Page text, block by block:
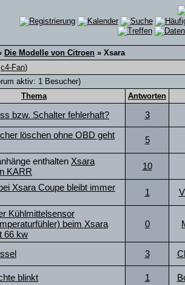
Die Modelle von Citroen » Xsara
c4-Fan)
aktiv: 1 Besucher)
Thema
Antworten
bzw. Schalter fehlerhaft?
3
löschen ohne OBD geht
5
Xsara
KARR
10
Xsara Coupe bleibt immer
1
Kühlmittelsensor
beim Xsara
66 kw
0
3
blinkt 1